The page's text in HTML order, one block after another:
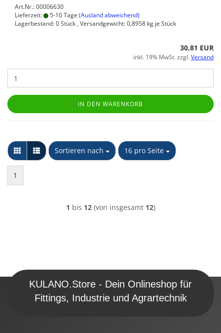
Art.Nr.: 00006630
Lieferzeit:
5-10 Tage (Ausland abweichend)
Lagerbestand: 0 Stück , Versandgewicht:0,8958 kg je Stück
30,81 EUR
inkl. 19% MwSt. zzgl.Versand
IN DEN WARENKORB
Sortieren nach
Sortieren nach 16 pro Seite
pro Seite
1
1 bis 12(von insgesamt 12)
KULANO.Store - Dein Onlineshop für
Fittings, Industrie und Agrartechnik